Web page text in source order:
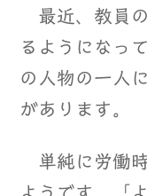
最近、教員
るようになっ
の人物の一人
があります。
単純に労働
ようです。「